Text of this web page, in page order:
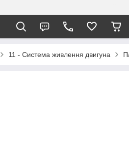
11 - Система живлення двигуна